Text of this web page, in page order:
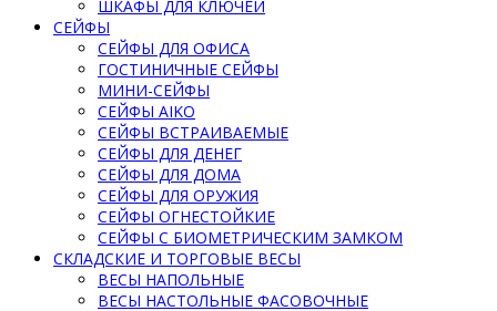
ШКАФЫ ДЛЯ КЛЮЧЕЙ
СЕЙФЫ
СЕЙФЫ ДЛЯ ОФИСА
ГОСТИНИЧНЫЕ СЕЙФЫ
МИНИ-СЕЙФЫ
СЕЙФЫ AIKO
СЕЙФЫ ВСТРАИВАЕМЫЕ
СЕЙФЫ ДЛЯ ДЕНЕГ
СЕЙФЫ ДЛЯ ДОМА
СЕЙФЫ ДЛЯ ОРУЖИЯ
СЕЙФЫ ОГНЕСТОЙКИЕ
СЕЙФЫ С БИОМЕТРИЧЕСКИМ ЗАМКОМ
СКЛАДСКИЕ И ТОРГОВЫЕ ВЕСЫ
ВЕСЫ НАПОЛЬНЫЕ
ВЕСЫ НАСТОЛЬНЫЕ ФАСОВОЧНЫЕ